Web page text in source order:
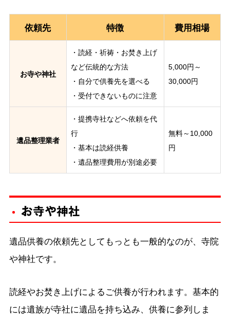
依頼先 特徴 費用相場
お寺や神社
・読経・祈祷・お焚き上げ
など伝統的な方法
・自分で供養先を選べる
・受付できないものに注意
5,000円～
30,000円
遺品整理業者
・提携寺社などへ依頼を代
行
・基本は読経供養
・遺品整理費用が別途必要
無料～10,000
円
お寺や神社
遺品供養の依頼先としてもっとも一般的なのが、寺院
や神社です。
読経やお焚き上げによるご供養が行われます。基本的
には遺族が寺社に遺品を持ち込み、供養に参列しま